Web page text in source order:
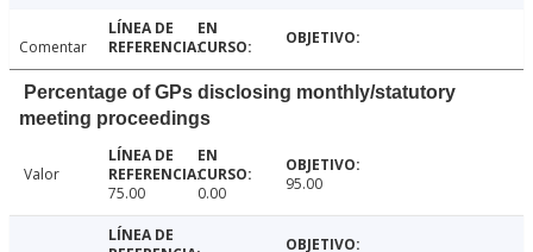
Comentar
Percentage of GPs disclosing monthly/statutory
meeting proceedings
Valor
75.00
0.00 95.00